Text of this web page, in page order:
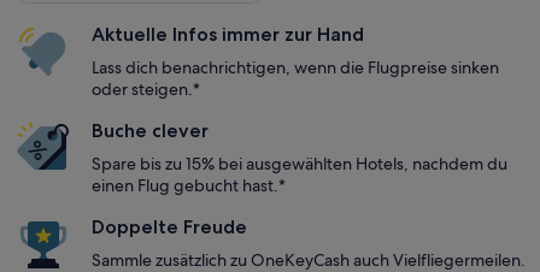
Aktuelle Infos immer zur Hand
Lass dich benachrichtigen, wenn die Flugpreise sinken
oder steigen.*
Buche clever
Spare bis zu 15% bei ausgewählten Hotels, nachdem du
einen Flug gebucht hast.*
Doppelte Freude
Sammle zusätzlich zu OneKeyCash auch Vielfliegermeilen.